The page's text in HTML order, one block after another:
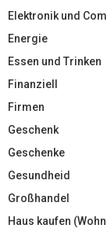
Elektronik und
Energie
Essen und Trinken
Finanziell
Firmen
Geschenk
Geschenke
Gesundheid
Großhandel
Haus kaufen